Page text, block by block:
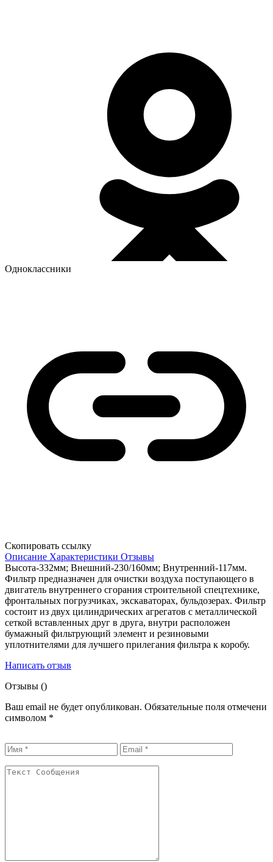
Одноклассники
Скопировать ссылку
Описание Характеристики Отзывы
Высота-332мм; Внешний-230/160мм; Внутренний-117мм.
Фильтр предназначен для очистки воздуха поступающего в
двигатель внутреннего сгорания строительной спецтехнике,
фронтальных погрузчиках, экскаваторах, бульдозерах. Фильтр
состоит из двух цилиндрических агрегатов с металлической
сеткой вставленных друг в друга, внутри расположен
бумажный фильтрующий элемент и резиновыми
уплотнителями для лучшего прилегания фильтра к коробу.
Написать отзыв
Отзывы ()
Ваш email не будет опубликован. Обязательные поля отмечени
символом *